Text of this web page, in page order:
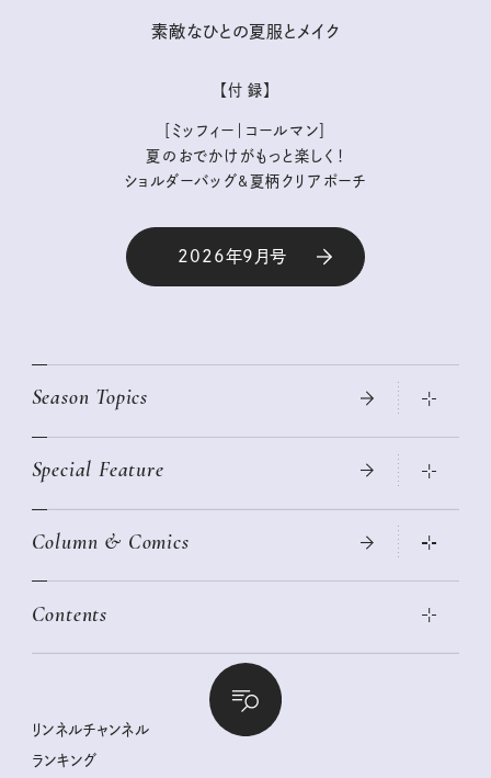
素敵なひとの夏服とメイク
【付 録】
［ミッフィー｜コールマン］
夏のおでかけがもっと楽しく！
ショルダーバッグ&夏柄クリアポーチ
2026年9月号
Season Topics
真夏のひんやりグッズ 2026
ニトリ・イケア・無印良品で賢くおしゃれなインテリア
絶品、お餅レシピ大集合！
世界のサンタさんに会って来た！
クラフトビール案内
母の日に贈りたい、お花モチーフのアイテム
Special Feature
2026年春夏 トレンドファッションニュース
女子旅おすすめスポット 暮らすように心地いいリンネル旅ガイ
幸せな老後のための リンネルマネー講座
私の住むまち、好きな場所。LOCAL LIFE REPORT
リンネル 暮らしの道具大賞
ナチュラルメイクレッスン
Column & Comics
ぐれいさん
清水みさとの食いしんぼう寄り道サウナ
Contents
リンネルおしゃれファッションスナップ
リンネル暮らし部
リンネルチャンネル
リンネルチャンネル
ランキング